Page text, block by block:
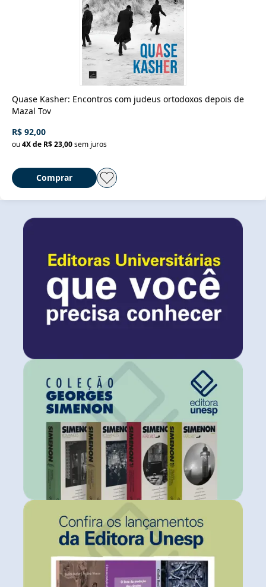
Quase Kasher: Encontros com judeus ortodoxos depois de
Mazal Tov
R$ 92,00
ou4X de R$ 23,00sem juros
Comprar